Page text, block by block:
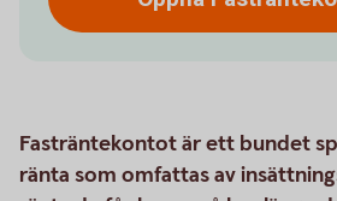
Fasträntekontot är ett bundet
ränta som omfattas av